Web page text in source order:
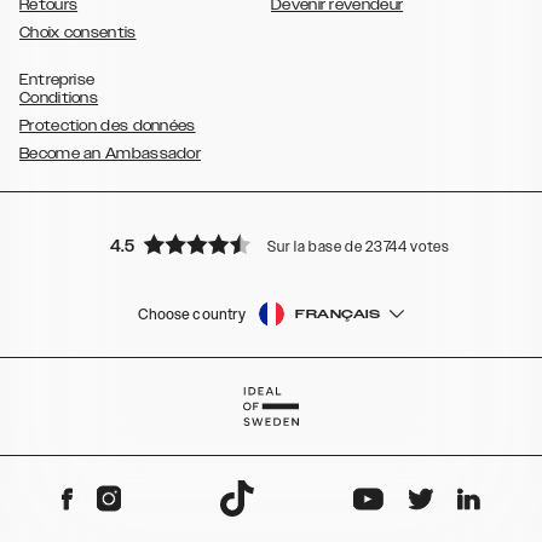
Retours
Choix consentis
Devenir revendeur
Entreprise
Conditions
Protection des données
Become an Ambassador
4.5 Sur la base de 23744 votes
Choose country FRANÇAIS